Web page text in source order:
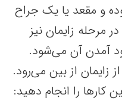
و مقعد یا یک جراح
مرحله زایمان نیز
آمدن آن می‌شود.
زایمان از بین می‌رود.
کارها را انجام دهید: